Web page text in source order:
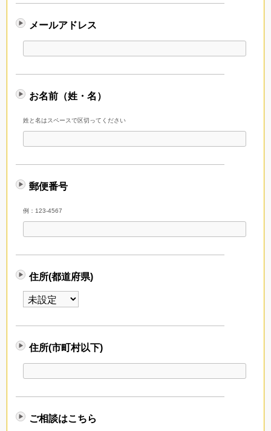
メールアドレス
お名前（姓・名）
姓と名はスペースで区切ってください
郵便番号
例：123-4567
住所(都道府県)
住所(市町村以下)
ご相談はこちら